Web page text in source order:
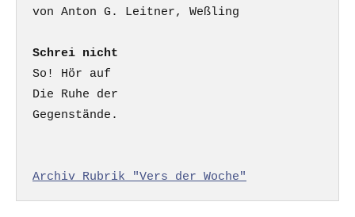
Schrei nicht
So! Hör auf
Die Ruhe der
Gegenstände.
Archiv Rubrik "Vers der Woche"